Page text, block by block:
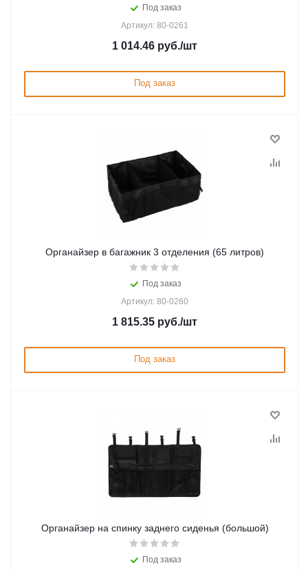
Под заказ
Артикул: 80-0261
1 014.46 руб./шт
Под заказ
Органайзер в багажник 3 отделения (65 литров)
Под заказ
Артикул: 80-0260
1 815.35 руб./шт
Под заказ
Органайзер на спинку заднего сиденья (большой)
Под заказ